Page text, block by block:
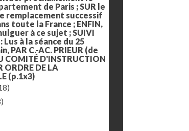
de Paris ; SUR le
remplacement successif
toute la France ; ENFIN,
à ce sujet ; SUIVI
Lus à la séance du 25
PAR C.-AC. PRIEUR (de
COMITÉ D'INSTRUCTION
ORDRE DE LA
(p.1x3)